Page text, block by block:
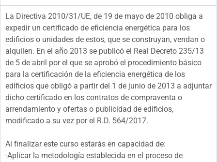
La Directiva 2010/31/UE, de 19 de mayo de 2010 obliga a
expedir un certificado de eficiencia energética para los
edificios o unidades de estos, que se construyan, vendan o
alquilen. En el año 2013 se publicó el Real Decreto 235/13
de 5 de abril por el que se aprobó el procedimiento básico
para la certificación de la eficiencia energética de los
edificios que obligó a partir del 1 de junio de 2013 a adjuntar
dicho certificado en los contratos de compraventa o
arrendamiento y ofertas o publicidad de edificios,
modificado a su vez por el R.D. 564/2017.
Al finalizar este curso estarás en capacidad de:
-Aplicar la metodología establecida en el proceso de